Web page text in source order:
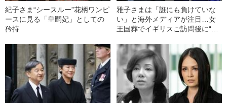
紀子さま“シースルー”花柄ワンピ
ースに見る「皇嗣妃」としての
矜持
雅子さまは「誰にも負けていな
い」と海外メディアが注目…女
王国葬でイギリスご訪問後に“全